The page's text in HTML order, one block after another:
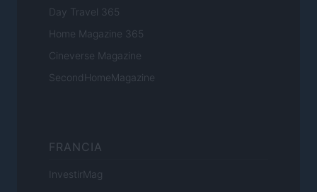
Day Travel 365
Home Magazine 365
Cineverse Magazine
SecondHomeMagazine
FRANCIA
InvestirMag